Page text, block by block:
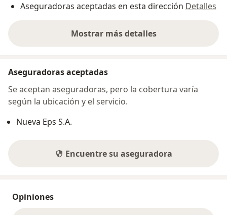
Aseguradoras aceptadas en esta dirección Detalles
Mostrar más detalles
sobre la dirección
Aseguradoras aceptadas
Se aceptan aseguradoras, pero la cobertura varía
según la ubicación y el servicio.
Nueva Eps S.A.
Encuentre su aseguradora
Opiniones